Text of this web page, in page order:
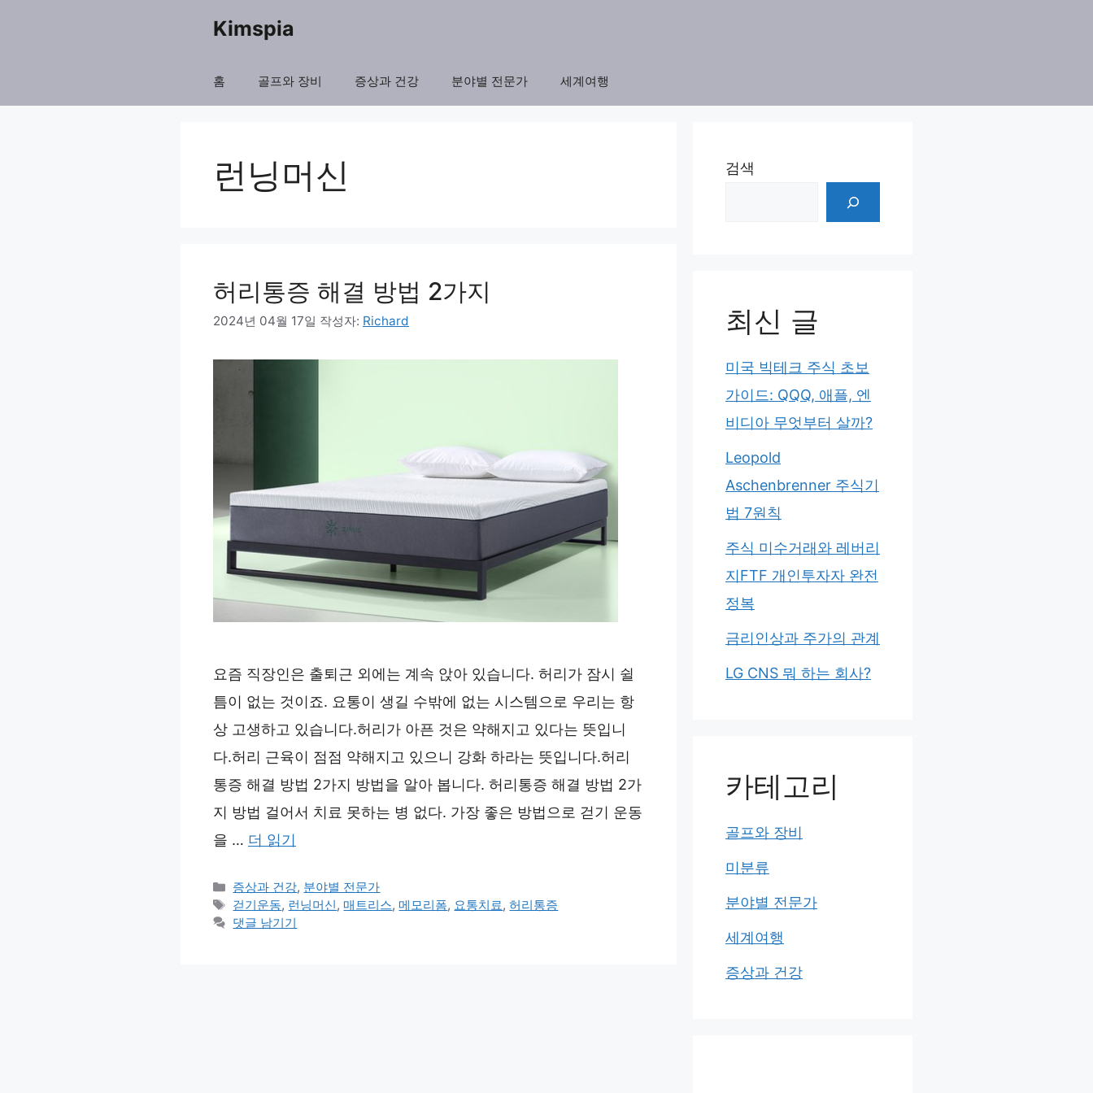
Kimspia
홈 골프와 장비 증상과 건강 분야별 전문가 세계여행
런닝머신
허리통증 해결 방법 2가지
2024년 04월 17일 작성자: Richard
요즘 직장인은 출퇴근 외에는 계속 앉아 있습니다. 허리가 잠시 쉴
틈이 없는 것이죠. 요통이 생길 수밖에 없는 시스템으로 우리는 항
상 고생하고 있습니다.허리가 아픈 것은 약해지고 있다는 뜻입니
다.허리 근육이 점점 약해지고 있으니 강화 하라는 뜻입니다.허리
통증 해결 방법 2가지 방법을 알아 봅니다. 허리통증 해결 방법 2가
지 방법 걸어서 치료 못하는 병 없다. 가장 좋은 방법으로 걷기 운동
을 … 더 읽기
카
테
고
증상과 건강, 분야별 전문가
태
그
걷기운동, 런닝머신,매트리스,메모리폼, 요통치료,허리통증
댓글 남기기
검색
최신 글
미국 빅테크 주식 초보
가이드: QQQ, 애플, 엔
비디아 무엇부터 살까?
Leopold
Aschenbrenner 주식기
법 7원칙
주식 미수거래와 레버리
지FTF 개인투자자 완전
정복
금리인상과 주가의 관계
LG CNS 뭐 하는 회사?
카테고리
골프와 장비
미분류
분야별 전문가
세계여행
증상과 건강